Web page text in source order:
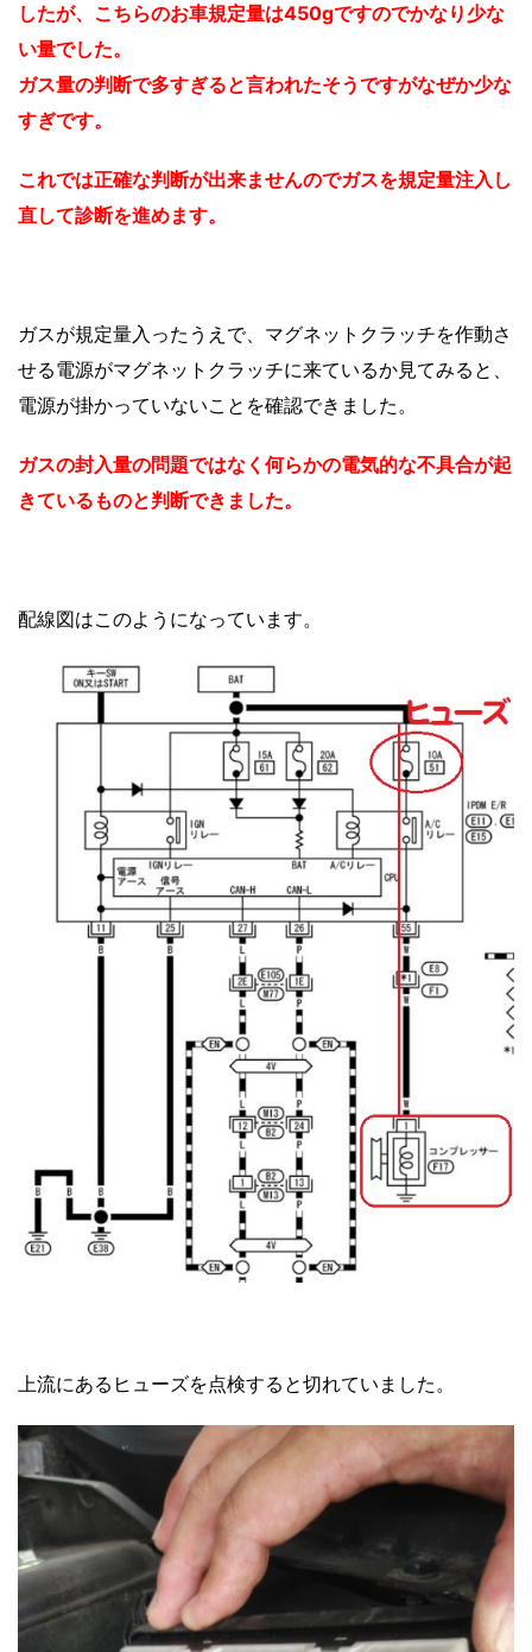
したが、こちらのお車規定量は450gですのでかなり少な
い量でした。
ガス量の判断で多すぎると言われたそうですがなぜか少な
すぎです。
これでは正確な判断が出来ませんのでガスを規定量注入し
直して診断を進めます。
ガスが規定量入ったうえで、マグネットクラッチを作動さ
せる電源がマグネットクラッチに来ているか見てみると、
電源が掛かっていないことを確認できました。
ガスの封入量の問題ではなく何らかの電気的な不具合が起
きているものと判断できました。
配線図はこのようになっています。
上流にあるヒューズを点検すると切れていました。